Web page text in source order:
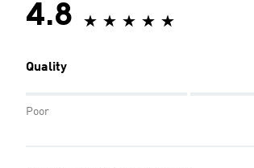
4.8
Quality
Poor